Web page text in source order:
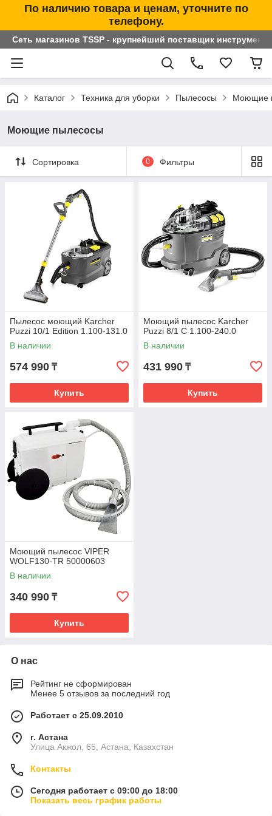
По наличию товара и ценам, уточните по
телефону.
Сеть магазинов TSSP - крупнейший поставщик
Каталог Техника для уборки Пылесосы Моющие
Моющие пылесосы
Сортировка 0 Фильтры
Пылесос моющий Karcher
Puzzi 10/1 Edition 1.100-131.0
В наличии
574 990 ₸
Купить
Моющий пылесос Karcher
Puzzi 8/1 C 1.100-240.0
В наличии
431 990 ₸
Купить
Моющий пылесос VIPER
WOLF130-TR 50000603
В наличии
340 990 ₸
Купить
О нас
Рейтинг не сформирован
Менее 5 отзывов за последний год
Работает с 25.09.2010
г. Астана
Улица Акжол, 65, Астана, Казахстан
Контакты
Сегодня работает с 09:00 до 18:00
Показать весь график работы